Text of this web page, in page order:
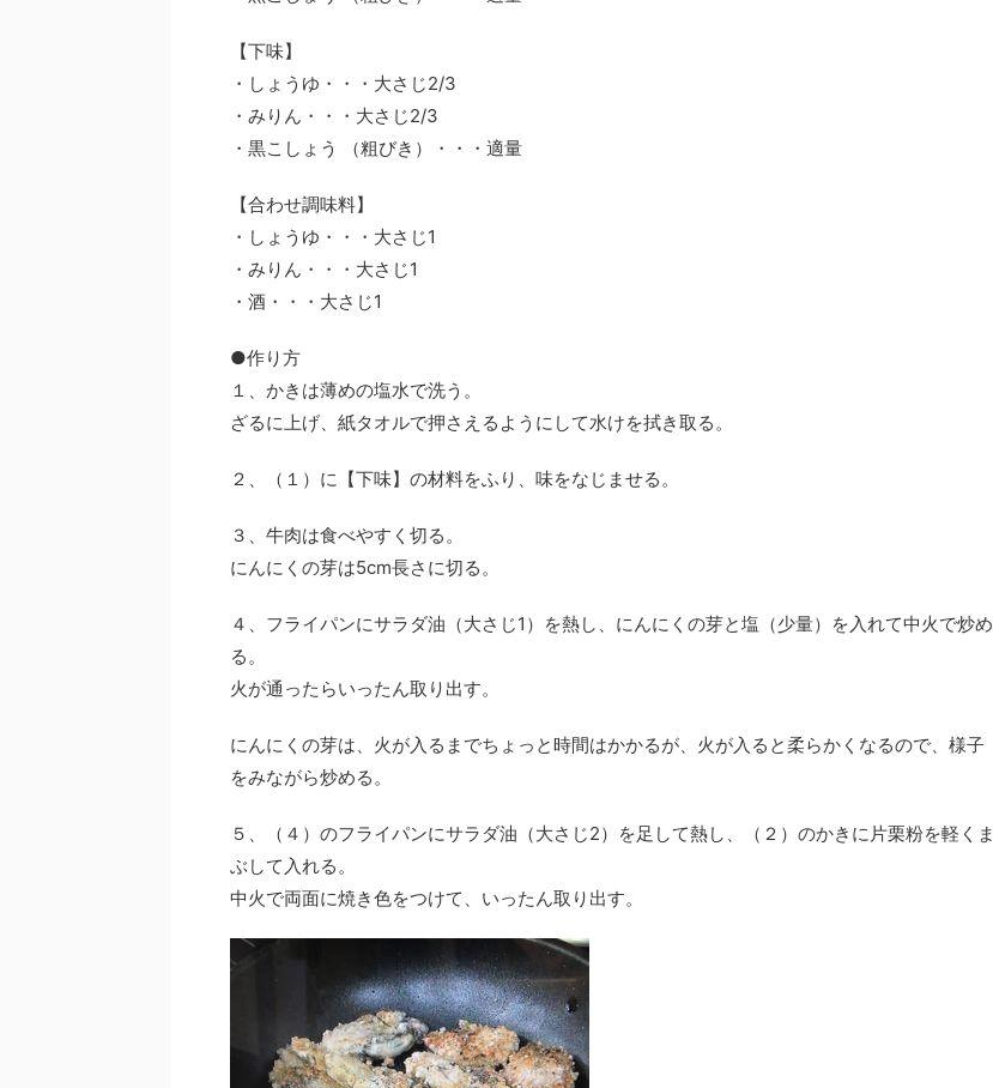
【下味】
・しょうゆ・・・大さじ2/3
・みりん・・・大さじ2/3
・黒こしょう （粗びき）・・・適量
【合わせ調味料】
・しょうゆ・・・大さじ1
・みりん・・・大さじ1
・酒・・・大さじ1
●作り方
１、かきは薄めの塩水で洗う。
ざるに上げ、紙タオルで押さえるようにして水けを拭き取る。
２、（１）に【下味】の材料をふり、味をなじませる。
３、牛肉は食べやすく切る。
にんにくの芽は5cm長さに切る。
４、フライパンにサラダ油（大さじ1）を熱し、にんにくの芽と塩（少量）を入れて中火で炒め
る。
火が通ったらいったん取り出す。
にんにくの芽は、火が入るまでちょっと時間はかかるが、火が入ると柔らかくなるので、様子
をみながら炒める。
５、（４）のフライパンにサラダ油（大さじ2）を足して熱し、（２）のかきに片栗粉を軽くま
ぶして入れる。
中火で両面に焼き色をつけて、いったん取り出す。